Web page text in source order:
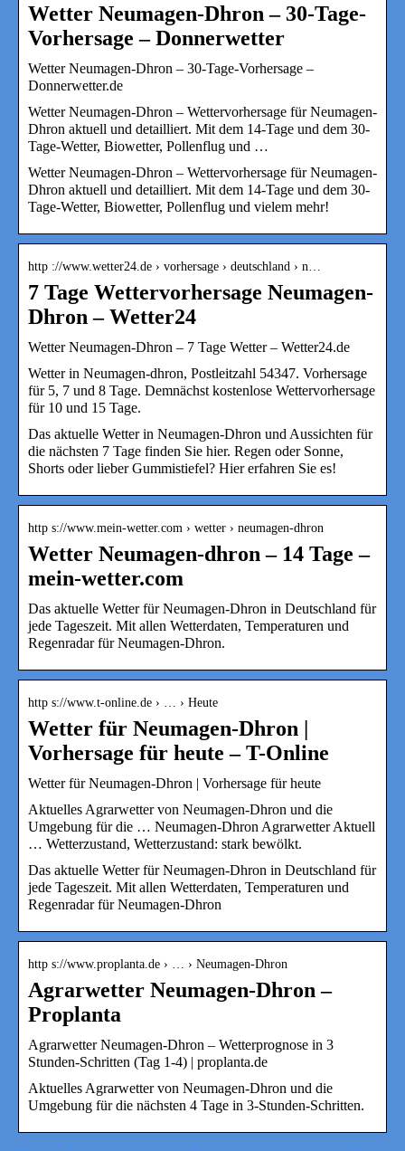
Wetter Neumagen-Dhron – 30-Tage-
Vorhersage – Donnerwetter
Wetter Neumagen-Dhron – 30-Tage-Vorhersage –
Donnerwetter.de
Wetter Neumagen-Dhron – Wettervorhersage für Neumagen-
Dhron aktuell und detailliert. Mit dem 14-Tage und dem 30-
Tage-Wetter, Biowetter, Pollenflug und …
Wetter Neumagen-Dhron – Wettervorhersage für Neumagen-
Dhron aktuell und detailliert. Mit dem 14-Tage und dem 30-
Tage-Wetter, Biowetter, Pollenflug und vielem mehr!
http ://www.wetter24.de › vorhersage › deutschland › n…
7 Tage Wettervorhersage Neumagen-
Dhron – Wetter24
Wetter Neumagen-Dhron – 7 Tage Wetter – Wetter24.de
Wetter in Neumagen-dhron, Postleitzahl 54347. Vorhersage
für 5, 7 und 8 Tage. Demnächst kostenlose Wettervorhersage
für 10 und 15 Tage.
Das aktuelle Wetter in Neumagen-Dhron und Aussichten für
die nächsten 7 Tage finden Sie hier. Regen oder Sonne,
Shorts oder lieber Gummistiefel? Hier erfahren Sie es!
http s://www.mein-wetter.com › wetter › neumagen-dhron
Wetter Neumagen-dhron – 14 Tage –
mein-wetter.com
Das aktuelle Wetter für Neumagen-Dhron in Deutschland für
jede Tageszeit. Mit allen Wetterdaten, Temperaturen und
Regenradar für Neumagen-Dhron.
http s://www.t-online.de › … › Heute
Wetter für Neumagen-Dhron |
Vorhersage für heute – T-Online
Wetter für Neumagen-Dhron | Vorhersage für heute
Aktuelles Agrarwetter von Neumagen-Dhron und die
Umgebung für die … Neumagen-Dhron Agrarwetter Aktuell
… Wetterzustand, Wetterzustand: stark bewölkt.
Das aktuelle Wetter für Neumagen-Dhron in Deutschland für
jede Tageszeit. Mit allen Wetterdaten, Temperaturen und
Regenradar für Neumagen-Dhron
http s://www.proplanta.de › … › Neumagen-Dhron
Agrarwetter Neumagen-Dhron –
Proplanta
Agrarwetter Neumagen-Dhron – Wetterprognose in 3
Stunden-Schritten (Tag 1-4) | proplanta.de
Aktuelles Agrarwetter von Neumagen-Dhron und die
Umgebung für die nächsten 4 Tage in 3-Stunden-Schritten.